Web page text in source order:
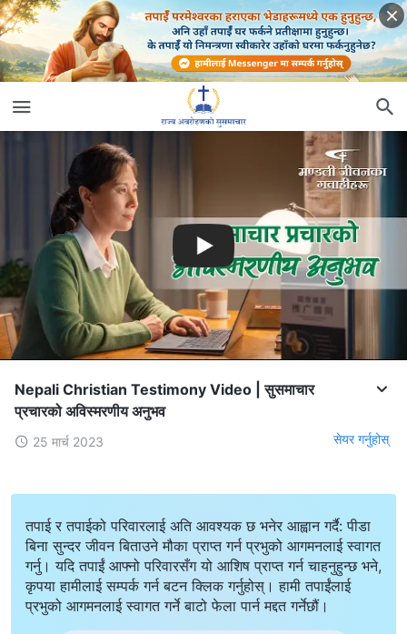
Nepali Christian Testimony Video | सुसमाचार
प्रचारको अविस्मरणीय अनुभव
25 मार्च 2023 सेयर गर्नुहोस्
तपाई र तपाईको परिवारलाई अति आवश्यक छ भनेर आह्वान गर्दै: पीडा
बिना सुन्दर जीवन बिताउने मौका प्राप्त गर्न प्रभुको आगमनलाई स्वागत
गर्नु। यदि तपाईं आफ्नो परिवारसँग यो आशिष प्राप्त गर्न चाहनुहुन्छ भने,
कृपया हामीलाई सम्पर्क गर्न बटन क्लिक गर्नुहोस्। हामी तपाईंलाई
प्रभुको आगमनलाई स्वागत गर्ने बाटो फेला पार्न मद्दत गर्नेछौं।